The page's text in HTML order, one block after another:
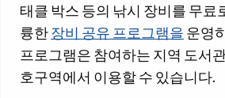
태클 박스 등의 낚시 장비를 무료
륭한장비 공유 프로그램을 운영
프로그램은 참여하는 지역 도서
호구역에서 이용할 수 있습니다.